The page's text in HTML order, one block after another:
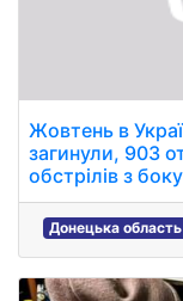
Жовтень в
загинули, 903
обстрілів з
Донецька область